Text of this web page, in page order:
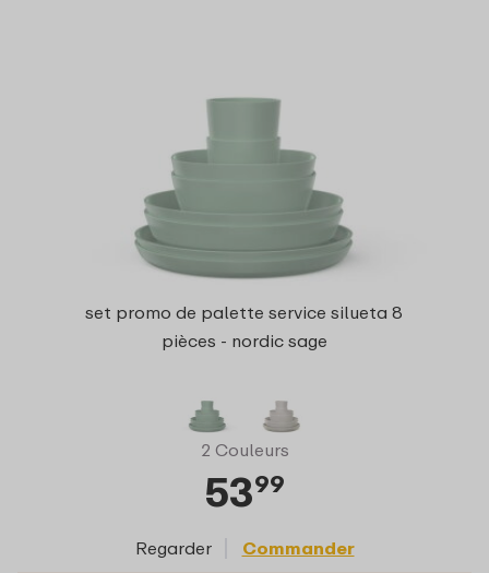
set promo de palette service silueta 8
pièces - nordic sage
2 Couleurs
5399
Regarder Commander